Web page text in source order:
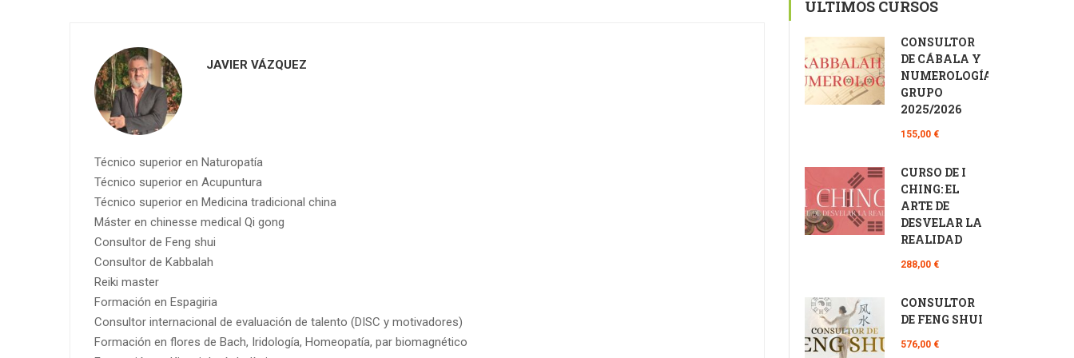
JAVIER VÁZQUEZ
Técnico superior en Naturopatía
Técnico superior en Acupuntura
Técnico superior en Medicina tradicional china
Máster en chinesse medical Qi gong
Consultor de Feng shui
Consultor de Kabbalah
Reiki master
Formación en Espagiria
Consultor internacional de evaluación de talento (DISC y motivadores)
Formación en flores de Bach, Iridología, Homeopatía, par biomagnético
ÚLTIMOS CURSOS
CONSULTOR
DE CÁBALA Y
NUMEROLOGÍA
GRUPO
2025/2026
155,00 €
CURSO DE I
CHING: EL
ARTE DE
DESVELAR LA
REALIDAD
288,00 €
CONSULTOR
DE FENG SHUI
576,00 €